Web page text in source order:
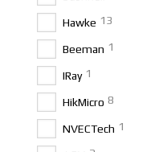
Hawke 13
Beeman 1
IRay 1
HikMicro 8
NVECTech 1